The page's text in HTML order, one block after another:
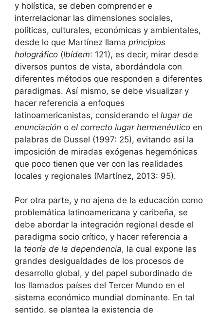
y holística, se deben comprender e
interrelacionar las dimensiones sociales,
políticas, culturales, económicas y ambientales,
desde lo que Martínez llama principios
holográfico (Ibídem: 121), es decir, mirar desde
diversos puntos de vista, abordándola con
diferentes métodos que responden a diferentes
paradigmas. Así mismo, se debe visualizar y
hacer referencia a enfoques
latinoamericanistas, considerando el lugar de
enunciación o el correcto lugar hermenéutico en
palabras de Dussel (1997: 25), evitando así la
imposición de miradas exógenas hegemónicas
que poco tienen que ver con las realidades
locales y regionales (Martínez, 2013: 95).
Por otra parte, y no ajena de la educación como
problemática latinoamericana y caribeña, se
debe abordar la integración regional desde el
paradigma socio crítico, y hacer referencia a
la teoría de la dependencia, la cual expone las
grandes desigualdades de los procesos de
desarrollo global, y del papel subordinado de
los llamados países del Tercer Mundo en el
sistema económico mundial dominante. En tal
sentido, se plantea la existencia de